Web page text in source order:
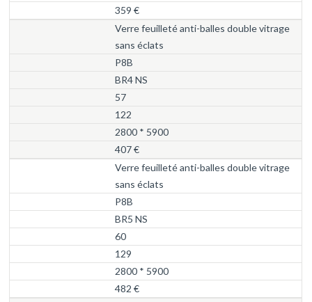
359 €
Verre feuilleté anti-balles double vitrage
sans éclats
P8B
BR4 NS
57
122
2800 * 5900
407 €
Verre feuilleté anti-balles double vitrage
sans éclats
P8B
BR5 NS
60
129
2800 * 5900
482 €